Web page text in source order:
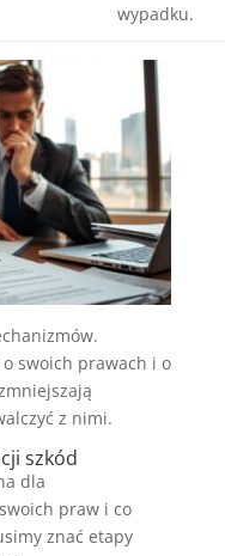
wypadku.
swoich prawach i o
z nimi.
szkód
dla
praw i co
znać etapy